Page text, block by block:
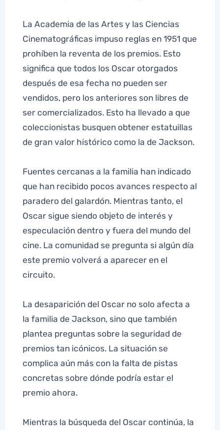
La Academia de las Artes y las Ciencias
Cinematográficas impuso reglas en 1951 que
prohíben la reventa de los premios. Esto
significa que todos los Oscar otorgados
después de esa fecha no pueden ser
vendidos, pero los anteriores son libres de
ser comercializados. Esto ha llevado a que
coleccionistas busquen obtener estatuillas
de gran valor histórico como la de Jackson.
Fuentes cercanas a la familia han indicado
que han recibido pocos avances respecto al
paradero del galardón. Mientras tanto, el
Oscar sigue siendo objeto de interés y
especulación dentro y fuera del mundo del
cine. La comunidad se pregunta si algún día
este premio volverá a aparecer en el
circuito.
La desaparición del Oscar no solo afecta a
la familia de Jackson, sino que también
plantea preguntas sobre la seguridad de
premios tan icónicos. La situación se
complica aún más con la falta de pistas
concretas sobre dónde podría estar el
premio ahora.
Mientras la búsqueda del Oscar continúa, la